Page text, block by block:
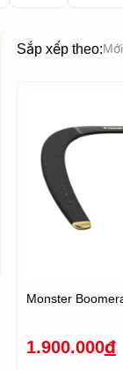
Sắp xếp theo:
Monster
1.900.000đ